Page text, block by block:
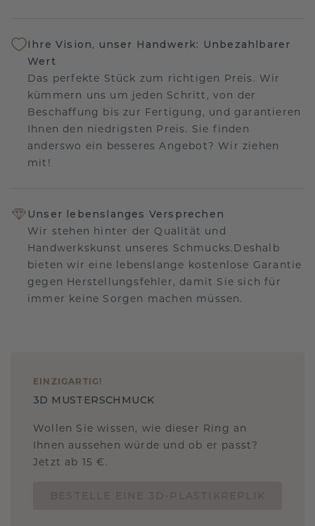
Ihre Vision, unser Handwerk: Unbezahlbarer
Wert
Das perfekte Stück zum richtigen Preis. Wir
kümmern uns um jeden Schritt, von der
Beschaffung bis zur Fertigung, und garantieren
Ihnen den niedrigsten Preis. Sie finden
anderswo ein besseres Angebot? Wir ziehen
mit!
Unser lebenslanges Versprechen
Wir stehen hinter der Qualität und
Handwerkskunst unseres Schmucks.Deshalb
bieten wir eine lebenslange kostenlose Garantie
gegen Herstellungsfehler, damit Sie sich für
immer keine Sorgen machen müssen.
EINZIGARTIG !
3D MUSTERSCHMUCK
Wollen Sie wissen, wie dieser Ring an
Ihnen aussehen würde und ob er passt?
Jetzt ab 15 €.